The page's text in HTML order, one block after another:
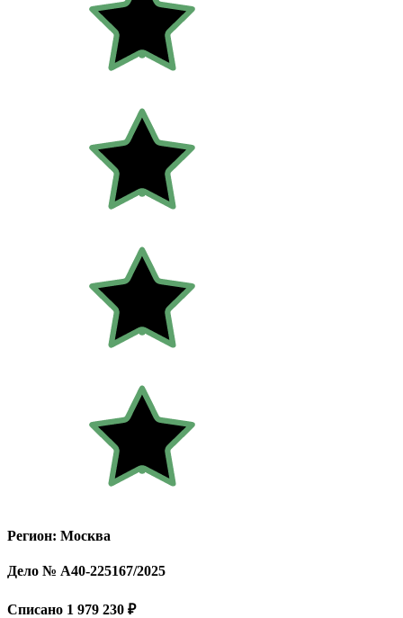
Регион: Москва
Дело № А40-225167/2025
Списано 1 979 230 ₽